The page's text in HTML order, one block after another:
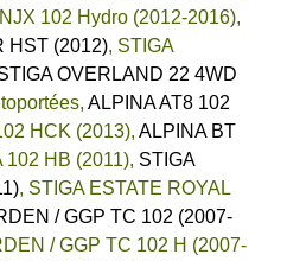
102 Hydro (2012-2016),
HST (2012), STIGA
OVERLAND 22 4WD
, ALPINA AT8 102
HCK (2013), ALPINA BT
102 HB (2011), STIGA
, STIGA ESTATE ROYAL
/ GGP TC 102 (2007-
/ GGP TC 102 H (2007-